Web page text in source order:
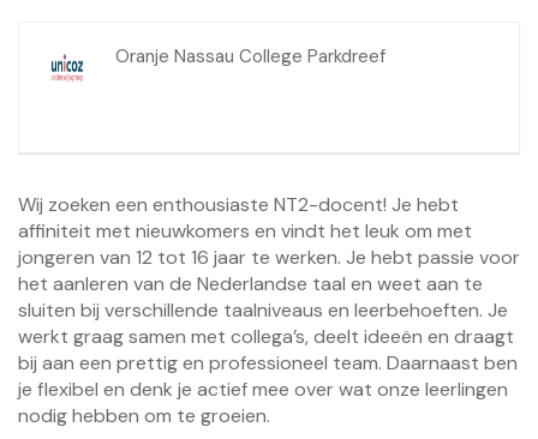
Oranje Nassau College Parkdreef
Wij zoeken een enthousiaste NT2-docent! Je hebt
affiniteit met nieuwkomers en vindt het leuk om met
jongeren van 12 tot 16 jaar te werken. Je hebt passie voor
het aanleren van de Nederlandse taal en weet aan te
sluiten bij verschillende taalniveaus en leerbehoeften. Je
werkt graag samen met collega’s, deelt ideeën en draagt
bij aan een prettig en professioneel team. Daarnaast ben
je flexibel en denk je actief mee over wat onze leerlingen
nodig hebben om te groeien.